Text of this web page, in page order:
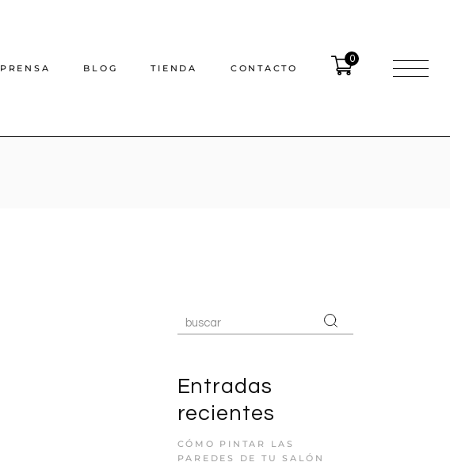
PRENSA BLOG TIENDA CONTACTO
0
Entradas
recientes
CÓMO PINTAR LAS
PAREDES DE TU SALÓN